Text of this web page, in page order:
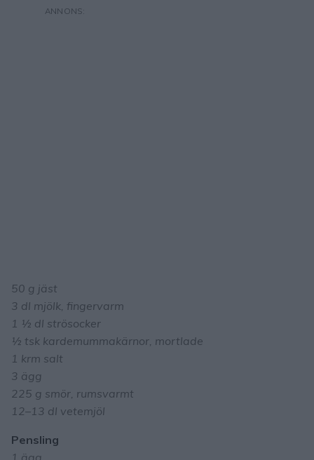
50 g jäst
3 dl mjölk, fingervarm
1 ½ dl strösocker
½ tsk kardemummakärnor, mortlade
1 krm salt
3 ägg
225 g smör, rumsvarmt
12–13 dl vetemjöl
Pensling